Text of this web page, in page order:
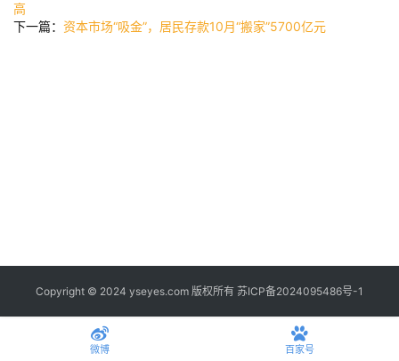
高
下一篇： 资本市场“吸金”，居民存款10月“搬家”5700亿元
Copyright © 2024 yseyes.com 版权所有 苏ICP备2024095486号-1
微博 百家号